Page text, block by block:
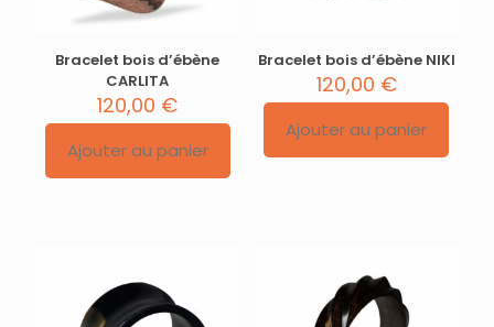
Bracelet bois d’ébène
CARLITA
120,00 €
Ajouter au panier
Bracelet bois d’ébène NIKI
120,00 €
Ajouter au panier